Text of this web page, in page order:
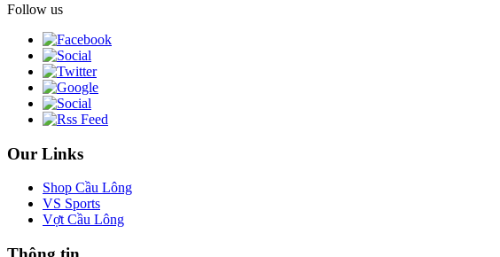
Follow us
Our Links
Shop Cầu Lông
VS Sports
Vợt Cầu Lông